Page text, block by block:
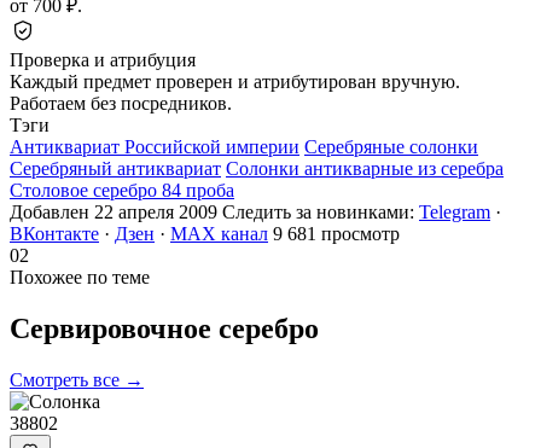
от 700 ₽.
Проверка и атрибуция
Каждый предмет проверен и атрибутирован вручную.
Работаем без посредников.
Тэги
Антиквариат Российской империи Серебряные солонки
Серебряный антиквариат Солонки антикварные из серебра
Столовое серебро 84 проба
Добавлен 22 апреля 2009 Следить за новинками: Telegram ·
ВКонтакте · Дзен · MAX канал 9 681 просмотр
02
Похожее по теме
Сервировочное серебро
Смотреть все →
38802